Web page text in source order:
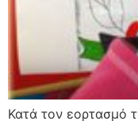
Κατά τον εορτασμό